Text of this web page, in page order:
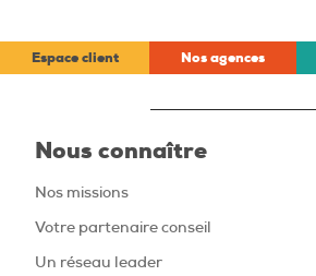
Espace client Nos agences
Nous connaître
Nos missions
Votre partenaire conseil
Un réseau leader